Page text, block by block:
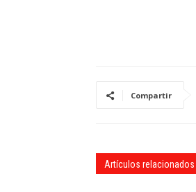
Compartir
Artículos relacionados